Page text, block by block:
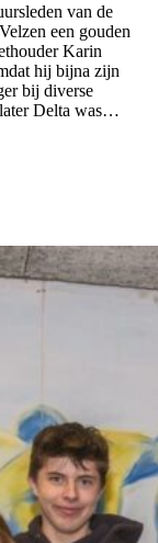
van de
een gouden
Karin
hij bijna zijn
bij diverse
Delta was…